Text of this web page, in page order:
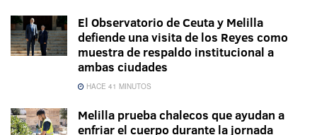
El Observatorio de Ceuta y Melilla
defiende una visita de los Reyes como
muestra de respaldo institucional a
ambas ciudades
HACE 41 MINUTOS
Melilla prueba chalecos que ayudan a
enfriar el cuerpo durante la jornada